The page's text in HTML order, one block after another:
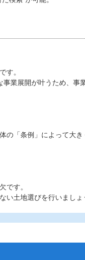
す。
事業展開が叶うため、事
の「条例」によって大き
です。
い土地選びを行いましょ